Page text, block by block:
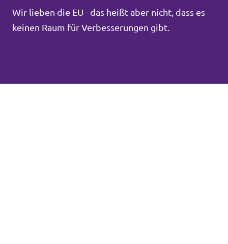
Wir lieben die EU - das heißt aber nicht, dass es
keinen Raum für Verbesserungen gibt.